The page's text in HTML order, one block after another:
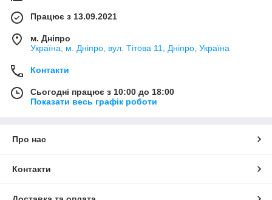
Працює з 13.09.2021
м. Дніпро
Україна, м. Дніпро, вул. Тітова 11, Дніпро, Україна
Контакти
Сьогодні працює з 10:00 до 18:00
Показати весь графік роботи
Про нас
Контакти